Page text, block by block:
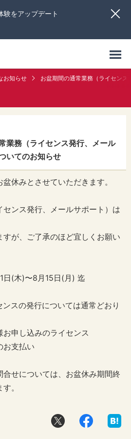
験をアップデート
お知らせ お盆期間の通常業務（ライセン
業務（ライセンス発行、メール
いてのお知らせ
休みとさせていただきます。
ンス発行、メールサポート）は
すが、ご了承のほど宜しくお願い
日(木)〜8月15日(月) 迄
スの発行については通常どおり
お申し込みのライセンス
お支払い
せについては、お盆休み期間終
。